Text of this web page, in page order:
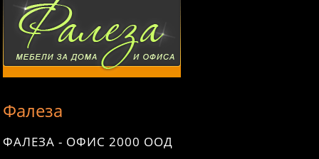
Фалеза
ФАЛЕЗА - ОФИС 2000 ООД